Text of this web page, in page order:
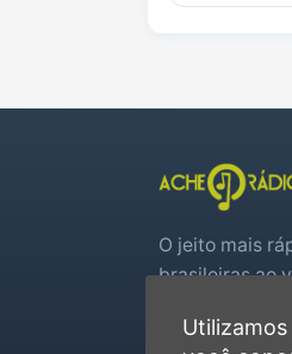
O jeito mais
brasileiras ao
real.